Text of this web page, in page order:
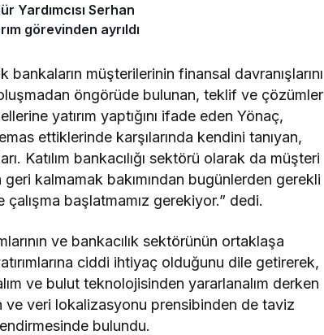
Yardımcısı Serhan
görevinden ayrıldı
müşterilerinin finansal davranışlarını
öngörüde bulunan, teklif ve çözümler
yatırım yaptığını ifade eden Yönaç,
ettiklerinde karşılarında kendini tanıyan,
Katılım bankacılığı sektörü olarak da müşteri
kalmamak bakımından bugünlerden gerekli
çalışma başlatmamız gerekiyor.” dedi.
ve bankacılık sektörünün ortaklaşa
ciddi ihtiyaç olduğunu dile getirerek,
ve bulut teknolojisinden yararlanalım derken
ve veri lokalizasyonu prensibinden de taviz
bulundu.